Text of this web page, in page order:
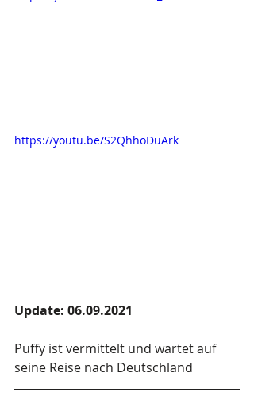
https://youtu.be/S2QhhoDuArk
Update: 06.09.2021
Puffy ist vermittelt und wartet auf
seine Reise nach Deutschland